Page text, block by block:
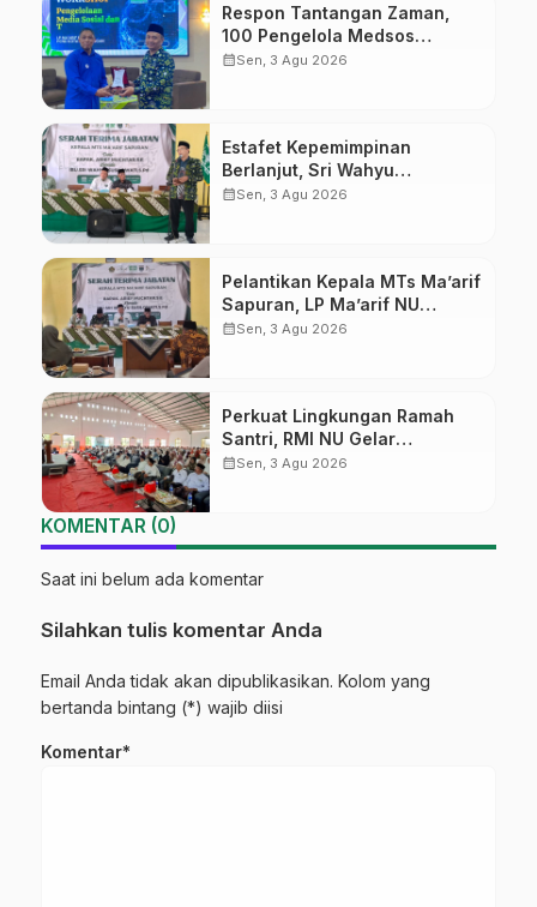
Respon Tantangan Zaman,
100 Pengelola Medsos
Sekolah Ma’arif Pekalongan
calendar_monthSen, 3 Agu 2026
Estafet Kepemimpinan
Berlanjut, Sri Wahyu
Susilowati Resmi Pimpin MTs
calendar_monthSen, 3 Agu 2026
Pelantikan Kepala MTs Ma’arif
Sapuran, LP Ma’arif NU
Wonosobo Tekankan Lima
calendar_monthSen, 3 Agu 2026
Perkuat Lingkungan Ramah
Santri, RMI NU Gelar
‘Sambang Pesantren’ di Pati
calendar_monthSen, 3 Agu 2026
KOMENTAR (0)
Saat ini belum ada komentar
Silahkan tulis komentar Anda
Email Anda tidak akan dipublikasikan. Kolom yang
bertanda bintang (*) wajib diisi
Komentar*